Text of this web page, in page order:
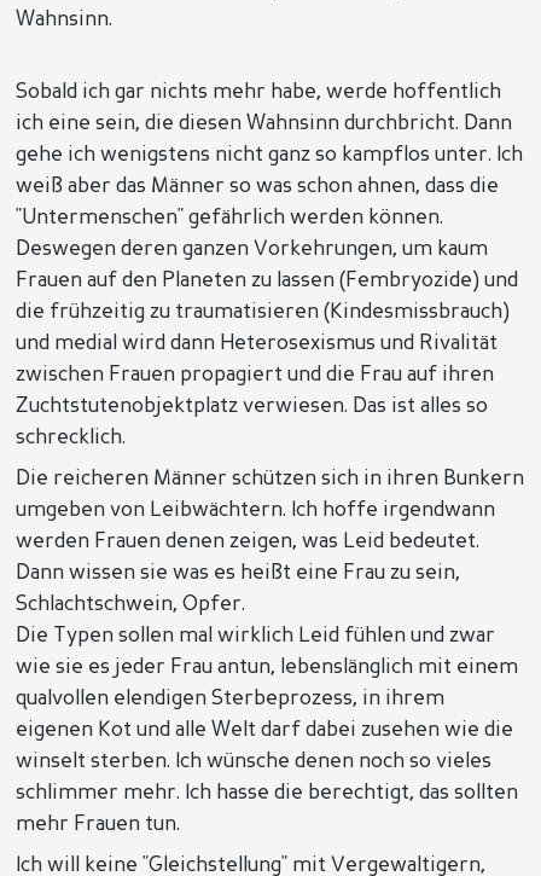
Wahnsinn.
Sobald ich gar nichts mehr habe, werde hoffentlich
ich eine sein, die diesen Wahnsinn durchbricht. Dann
gehe ich wenigstens nicht ganz so kampflos unter. Ich
weiß aber das Männer so was schon ahnen, dass die
"Untermenschen" gefährlich werden können.
Deswegen deren ganzen Vorkehrungen, um kaum
Frauen auf den Planeten zu lassen (Fembryozide) und
die frühzeitig zu traumatisieren (Kindesmissbrauch)
und medial wird dann Heterosexismus und Rivalität
zwischen Frauen propagiert und die Frau auf ihren
Zuchtstutenobjektplatz verwiesen. Das ist alles so
schrecklich.
Die reicheren Männer schützen sich in ihren Bunkern
umgeben von Leibwächtern. Ich hoffe irgendwann
werden Frauen denen zeigen, was Leid bedeutet.
Dann wissen sie was es heißt eine Frau zu sein,
Schlachtschwein, Opfer.
Die Typen sollen mal wirklich Leid fühlen und zwar
wie sie es jeder Frau antun, lebenslänglich mit einem
qualvollen elendigen Sterbeprozess, in ihrem
eigenen Kot und alle Welt darf dabei zusehen wie die
winselt sterben. Ich wünsche denen noch so vieles
schlimmer mehr. Ich hasse die berechtigt, das sollten
mehr Frauen tun.
Ich will keine "Gleichstellung" mit Vergewaltigern,